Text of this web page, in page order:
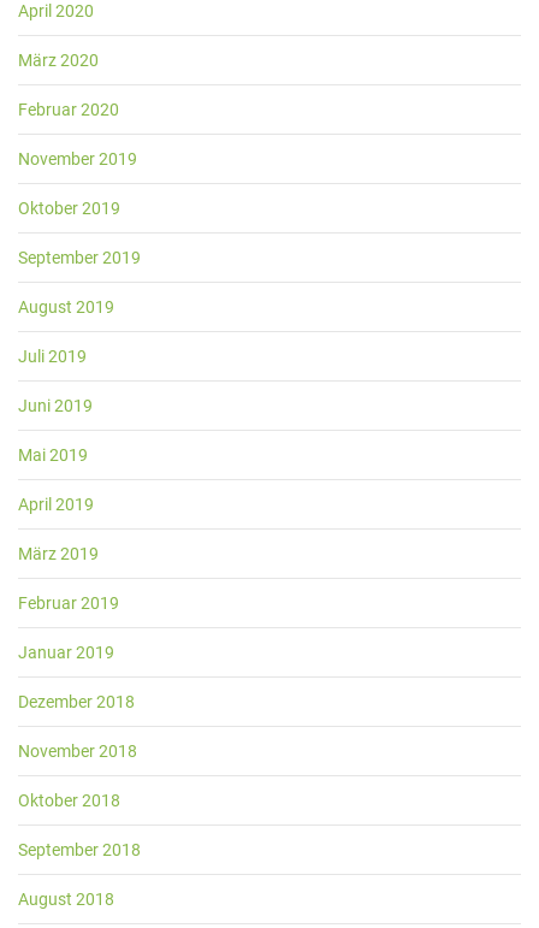
April 2020
März 2020
Februar 2020
November 2019
Oktober 2019
September 2019
August 2019
Juli 2019
Juni 2019
Mai 2019
April 2019
März 2019
Februar 2019
Januar 2019
Dezember 2018
November 2018
Oktober 2018
September 2018
August 2018